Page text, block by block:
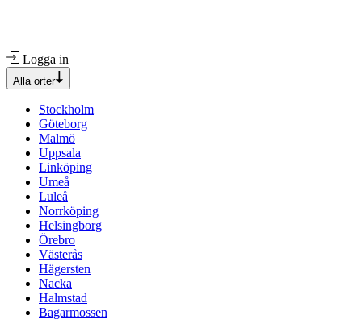
Logga in
Alla orter
Stockholm
Göteborg
Malmö
Uppsala
Linköping
Umeå
Luleå
Norrköping
Helsingborg
Örebro
Västerås
Hägersten
Nacka
Halmstad
Bagarmossen